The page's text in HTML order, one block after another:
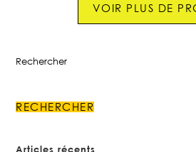
VOIR PLUS DE
Rechercher
RECHERCHER
Articles récents